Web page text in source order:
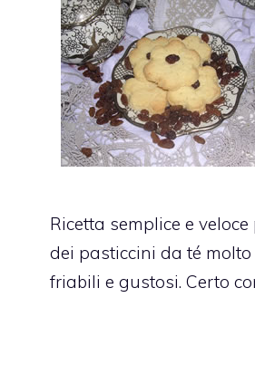
Ricetta semplice e veloce
dei pasticcini da té molto
friabili e gustosi. Certo